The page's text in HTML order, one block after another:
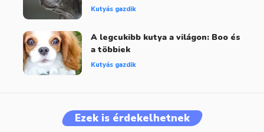
Kutyás gazdik
A legcukibb kutya a világon: Boo és
a többiek
Kutyás gazdik
Ezek is érdekelhetnek